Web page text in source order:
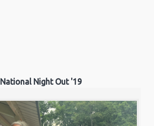
National Night Out '19